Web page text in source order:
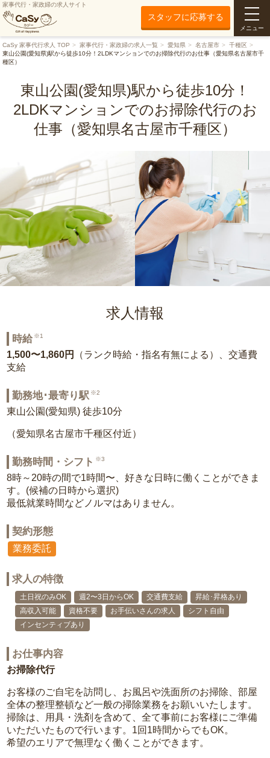
家事代行・家政婦の求人サイト
スタッフに応募する
メニュー
CaSy 家事代行求人 TOP 家事代行・家政婦の求人一覧 愛知県 名古屋市
千種区
東山公園(愛知県)駅から徒歩10分！2LDKマンションでのお掃除代行のお仕事（愛知県名古屋市千
種区）
東山公園(愛知県)駅から徒歩10分！
2LDKマンションでのお掃除代行のお
仕事（愛知県名古屋市千種区）
求人情報
時給 ※1
1,500〜1,860円
（ランク時給・指名有無による）、交通費
支給
勤務地･最寄り駅 ※2
東山公園(愛知県) 徒歩10分
（愛知県名古屋市千種区付近）
勤務時間・シフト ※3
8時～20時の間で1時間〜、好きな日時に働くことができま
す。(候補の日時から選択)
最低就業時間などノルマはありません。
契約形態
業務委託
求人の特徴
土日祝のみOK 週2〜3日からOK 交通費支給
昇給･昇格あり
高収入可能
資格不要 お手伝いさんの求人
シフト自由
インセンティブあり
お仕事内容
お掃除代行
お客様のご自宅を訪問し、お風呂や洗面所のお掃除、部屋
全体の整理整頓など一般の掃除業務をお願いいたします。
掃除は、用具・洗剤を含めて、全て事前にお客様にご準備
いただいたもので行います。1回1時間からでもOK。
希望のエリアで無理なく働くことができます。